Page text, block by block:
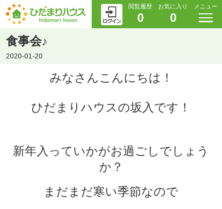
閲覧履歴
0
お気に入り
0
メニュー
食事会♪
2020-01-20
みなさんこんにちは！
ひだまりハウスの坂入です！
新年入っていかがお過ごしでしょう
か？
まだまだ寒い季節なので